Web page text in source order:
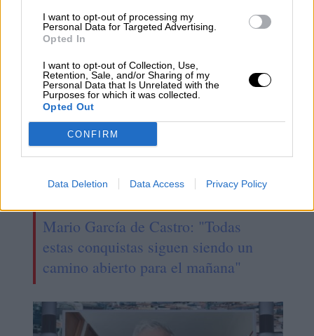
I want to opt-out of processing my
Personal Data for Targeted Advertising.
Opted In
I want to opt-out of Collection, Use,
Retention, Sale, and/or Sharing of my
Personal Data that Is Unrelated with the
Purposes for which it was collected.
Opted Out
CONFIRM
Data Deletion Data Access Privacy Policy
Los políticos, al diván
Mario García de Castro: "Todas
estas conquistas siguen siendo un
camino abierto para el mañana"